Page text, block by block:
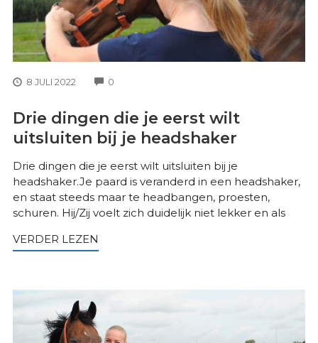
8 JULI 2022 0
Drie dingen die je eerst wilt
uitsluiten bij je headshaker
Drie dingen die je eerst wilt uitsluiten bij je
headshaker.Je paard is veranderd in een headshaker,
en staat steeds maar te headbangen, proesten,
schuren. Hij/Zij voelt zich duidelijk niet lekker en als
VERDER LEZEN